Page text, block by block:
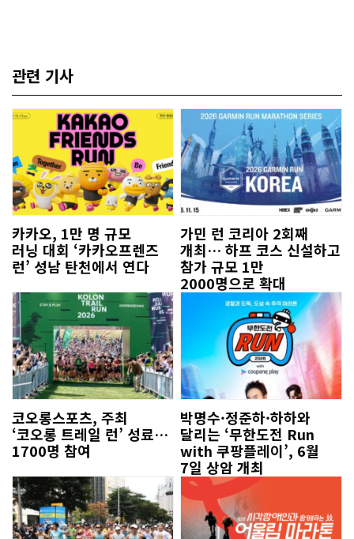
관련 기사
카카오, 1만 명 규모
러닝 대회 ‘카카오프렌즈
런’ 성남 탄천에서 연다
가민 런 코리아 2회째
개최… 하프 코스 신설하고
참가 규모 1만
2000명으로 확대
코오롱스포츠, 주최
‘코오롱 트레일 런’ 성료…
1700명 참여
박명수·정준하·하하와
달리는 ‘무한도전 Run
with 쿠팡플레이’, 6월
7일 상암 개최